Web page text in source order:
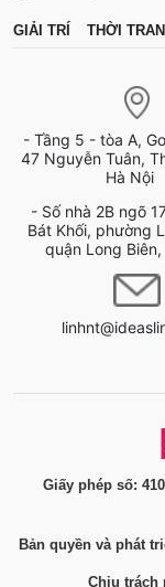
GIẢI TRÍ THỜI
- Tầng 5 - tòa A,
47 Nguyễn Tuân,
Hà Nội
- Số nhà 2B ngõ
Bát Khối, phường
quận Long
Giấy phép số:
Bản quyền và phát
Chịu trách